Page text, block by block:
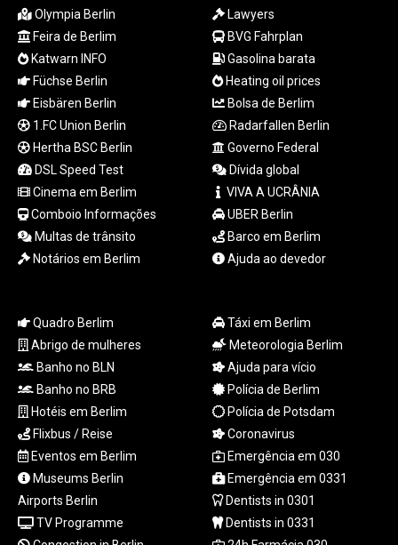
PLN 4.299658
PYG
RON 5.248429
RSD 117.257188
RUB 94.3379
RWF
1693.811095
SBD 9.315874
SDG 693.57675
SLE 28.412631
SOS 658.337905
SRD 43.73578
STD
23906.153437
SZL 18.709867
THB 38.144989
TJS 10.626195
TMT 4.054048
TND 3.383952
Olympia Berlin
Feira de Berlim
Katwarn INFO
Füchse Berlin
Eisbären Berlin
1.FC Union Berlin
Hertha BSC Berlin
DSL Speed Test
Cinema em Berlim
Comboio Informações
Multas de trânsito
Notários em Berlim
Lawyers
BVG Fahrplan
Gasolina barata
Heating oil prices
Bolsa de Berlim
Radarfallen Berlin
Governo Federal
Dívida global
VIVA A UCRÂNIA
UBER Berlin
Barco em Berlim
Ajuda ao devedor
Quadro Berlim
Abrigo de mulheres
Banho no BLN
Banho no BRB
Hotéis em Berlim
Flixbus / Reise
Eventos em Berlim
Museums Berlin
Airports Berlin
TV Programme
Táxi em Berlim
Meteorologia Berlim
Ajuda para vício
Polícia de Berlim
Polícia de Potsdam
Coronavirus
Emergência em 030
Emergência em 0331
Dentists in 0301
Dentists in 0331